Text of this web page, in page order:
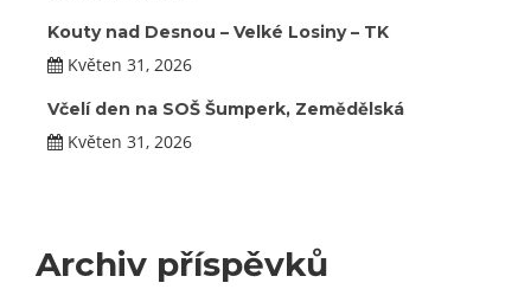
Kouty nad Desnou – Velké Losiny – TK
Květen 31, 2026
Včelí den na SOŠ Šumperk, Zemědělská
Květen 31, 2026
Archiv příspěvků